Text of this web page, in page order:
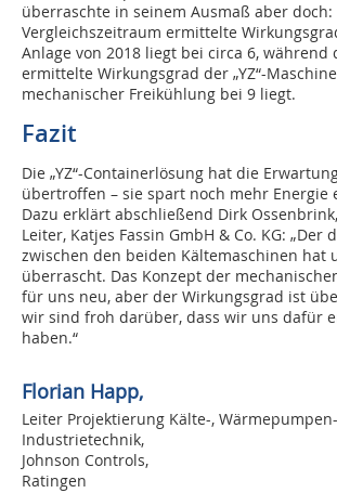
überraschte in seinem Ausmaß aber doch:
Vergleichszeitraum ermittelte Wirkungsgrad
Anlage von 2018 liegt bei circa 6, während
ermittelte Wirkungsgrad der „YZ“-
mechanischer Freikühlung bei 9 liegt.
Fazit
Die „YZ“-Containerlösung hat die
übertroffen – sie spart noch mehr Energie
Dazu erklärt abschließend Dirk
Leiter, Katjes Fassin GmbH & Co. KG: „Der
zwischen den beiden Kältemaschinen hat
überrascht. Das Konzept der
für uns neu, aber der Wirkungsgrad ist
wir sind froh darüber, dass wir uns dafür
haben.“
Florian Happ,
Leiter Projektierung Kälte-,
Industrietechnik,
Johnson Controls,
Ratingen